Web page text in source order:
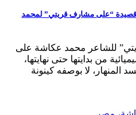
قصيدة “على مشارف قريتي” لمحمد
للشاعر محمد عكاشة على
من بدايتها حتى نهايتها،
لا بوصفه كينونة